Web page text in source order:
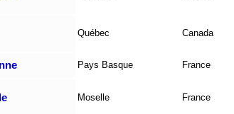
Québec Canada
Pays Basque France
Moselle France